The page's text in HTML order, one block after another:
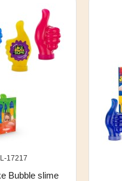
17217
Bubble slime